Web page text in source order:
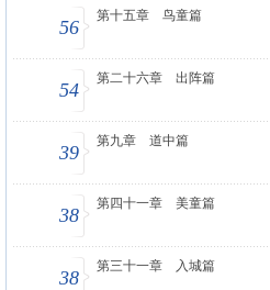
56
第十五章 鸟童篇
54
第二十六章 出阵篇
39
第九章 道中篇
38
第四十一章 美童篇
38
第三十一章 入城篇